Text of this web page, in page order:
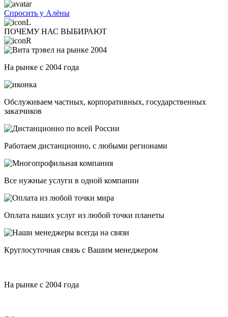
Спросить у Алёны
ПОЧЕМУ НАС ВЫБИРАЮТ
На рынке с 2004 года
Обслуживаем частных, корпоративных, государственных
заказчиков
Работаем дистанционно, с любыми регионами
Все нужные услуги в одной компании
Оплата наших услуг из любой точки планеты
Круглосуточная связь с Вашим менеджером
На рынке с 2004 года